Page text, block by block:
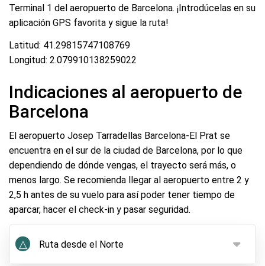
Terminal 1 del aeropuerto de Barcelona. ¡Introdúcelas en su
aplicación GPS favorita y sigue la ruta!
Latitud: 41.29815747108769
Longitud: 2.079910138259022
Indicaciones al aeropuerto de
Barcelona
El aeropuerto Josep Tarradellas Barcelona-El Prat se
encuentra en el sur de la ciudad de Barcelona, por lo que
dependiendo de dónde vengas, el trayecto será más, o
menos largo. Se recomienda llegar al aeropuerto entre 2 y
2,5 h antes de su vuelo para así poder tener tiempo de
aparcar, hacer el check-in y pasar seguridad.
△ Ruta desde el Norte